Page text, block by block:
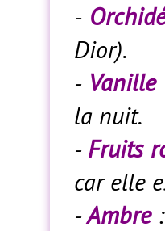
-
Dior).
- Vanille
la nuit.
- Fruits
car elle
-Ambre: